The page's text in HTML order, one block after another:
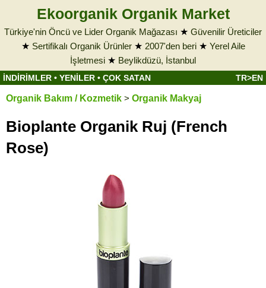
Ekoorganik Organik Market
Türkiye'nin Öncü ve Lider Organik Mağazası ★ Güvenilir Üreticiler
★ Sertifikalı Organik Ürünler★ 2007'den beri★ Yerel Aile
İşletmesi ★ Beylikdüzü, İstanbul
İNDİRİMLER • YENİLER • ÇOK SATAN TR>EN
Organik Bakım / Kozmetik > Organik Makyaj
Bioplante Organik Ruj (French
Rose)